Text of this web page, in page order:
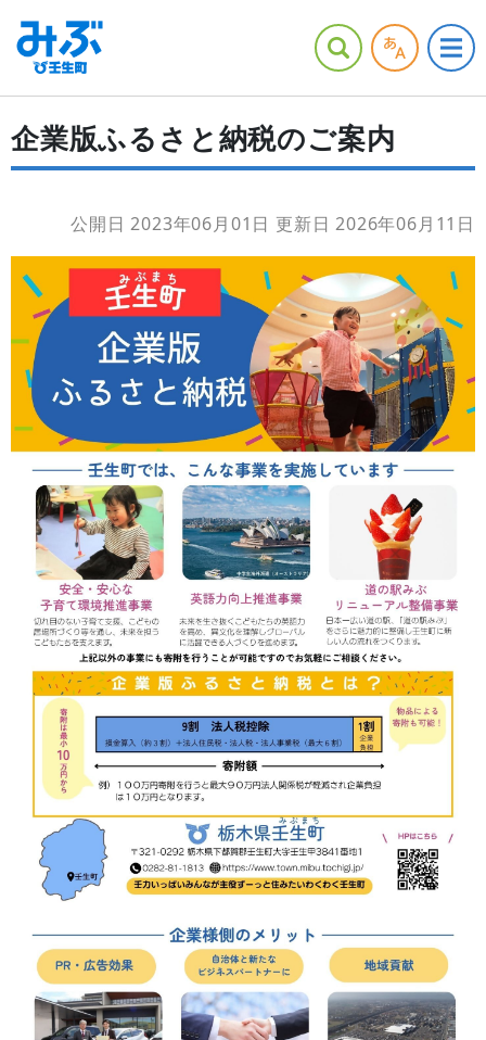
企業版ふるさと納税のご案内
公開日 2023年06月01日 更新日 2026年06月11日